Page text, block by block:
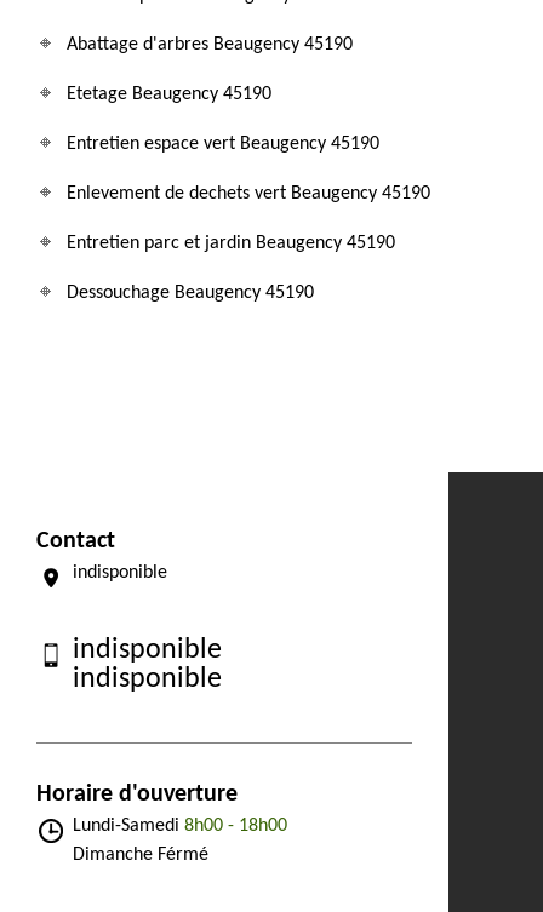
Abattage d'arbres Beaugency 45190
Etetage Beaugency 45190
Entretien espace vert Beaugency 45190
Enlevement de dechets vert Beaugency 45190
Entretien parc et jardin Beaugency 45190
Dessouchage Beaugency 45190
Contact
indisponible
indisponible
indisponible
Horaire d'ouverture
Lundi-Samedi 8h00 - 18h00
Dimanche Férmé